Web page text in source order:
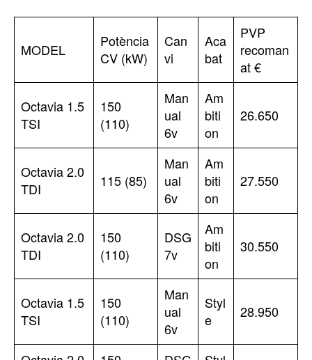
MODEL
Potència
CV (kW)
Can
vi
Aca
bat
PVP
recoman
at €
Octavia 1.5
TSI
150
(110)
Man
ual
6v
Am
biti
on
26.650
Octavia 2.0
TDI
115 (85)
Man
ual
6v
Am
biti
on
27.550
Octavia 2.0
TDI
150
(110)
DSG
7v
Am
biti
on
30.550
Octavia 1.5
TSI
150
(110)
Man
ual
6v
Styl
e
28.950